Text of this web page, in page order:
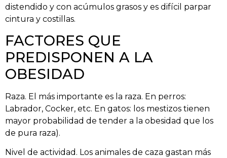
distendido y con acúmulos grasos y es difícil parpar
cintura y costillas.
FACTORES QUE
PREDISPONEN A LA
OBESIDAD
Raza. El más importante es la raza. En perros:
Labrador, Cocker, etc. En gatos: los mestizos tienen
mayor probabilidad de tender a la obesidad que los
de pura raza).
Nivel de actividad. Los animales de caza gastan más